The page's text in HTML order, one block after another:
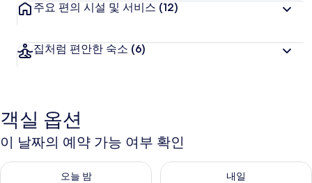
주요 편의 시설 및 서비스 (12)
집처럼 편안한 숙소 (6)
객실 옵션
이 날짜의 예약 가능 여부 확인
오늘 밤
오늘 밤 예약 가능 여부 확인, 8월 7일 ~ 8월 8일
내일
내일 예약 가능 여부 확인, 8월